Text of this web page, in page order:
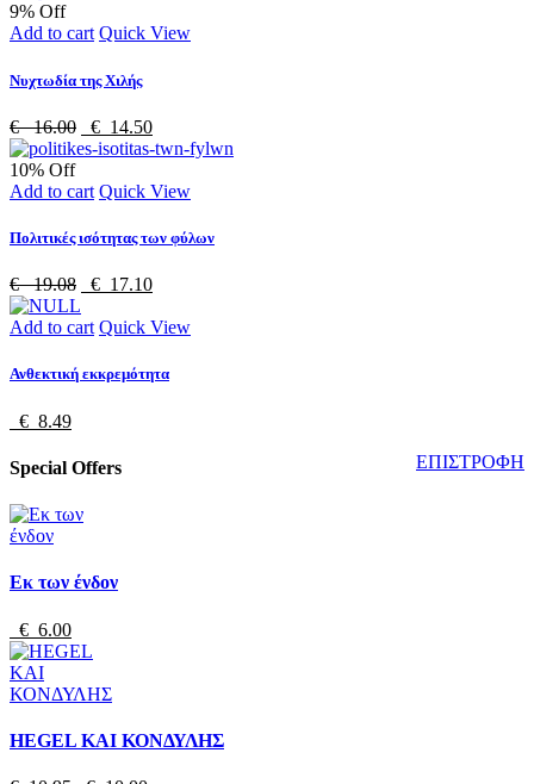
9% Off
Add to cart Quick View
Νυχτωδία της Χιλής
€ 16.00 € 14.50
10% Off
Add to cart Quick View
Πολιτικές ισότητας των φύλων
€ 19.08 € 17.10
Add to cart Quick View
Ανθεκτική εκκρεμότητα
€ 8.49
ΕΠΙΣΤΡΟΦΗ
Special Offers
Εκ των ένδον
€ 6.00
HEGEL ΚΑΙ ΚΟΝΔΥΛΗΣ